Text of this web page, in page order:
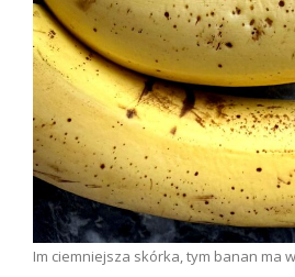
Im ciemniejsza skórka, tym banan ma